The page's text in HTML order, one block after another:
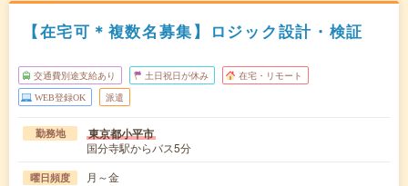
【在宅可＊複数名募集】ロジック設計・検証
交通費別途支給あり 土日祝日が休み 在宅・リモート
WEB登録OK 派遣
勤務地 東京都小平市
国分寺駅からバス5分
曜日頻度 月～金